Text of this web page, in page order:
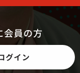
会員の方
グイン